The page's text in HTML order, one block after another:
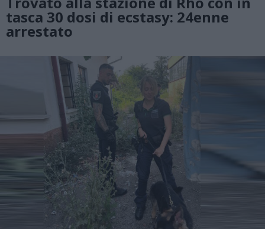
tasca 30 dosi di ecstasy: 24enne
arrestato